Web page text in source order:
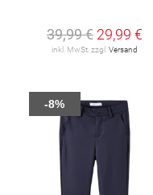
39,99 € 29,99 €
inkl. MwSt. zzgl. Versand
-8%